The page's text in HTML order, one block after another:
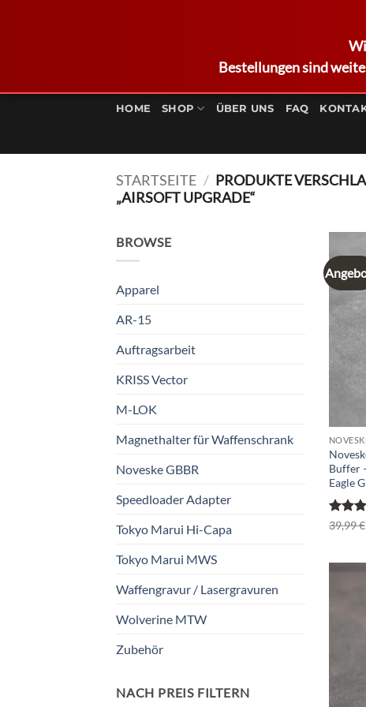
Bestellungen sind
Inhalt
HOME SHOP ÜBER UNS FAQ
STARTSEITE / PRODUKTE
„AIRSOFT UPGRADE“
BROWSE
Apparel
AR-15
Auftragsarbeit
KRISS Vector
M-LOK
Magnethalter für Waffenschrank
Noveske GBBR
Speedloader Adapter
Tokyo Marui Hi-Capa
Tokyo Marui MWS
Waffengravur / Lasergravuren
Wolverine MTW
Zubehör
NACH PREIS FILTERN
Buffer
Eagle
39,99€